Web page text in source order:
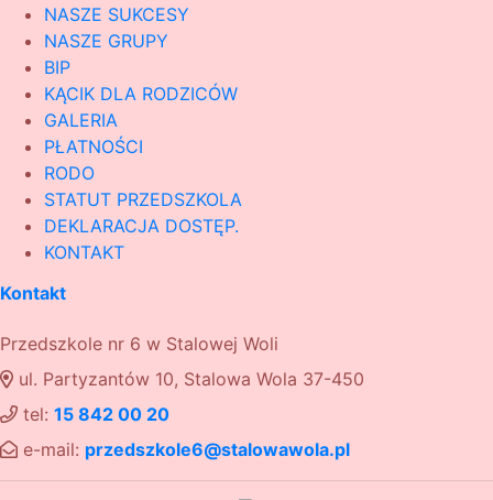
NASZE SUKCESY
NASZE GRUPY
BIP
KĄCIK DLA RODZICÓW
GALERIA
PŁATNOŚCI
RODO
STATUT PRZEDSZKOLA
DEKLARACJA DOSTĘP.
KONTAKT
Kontakt
Przedszkole nr 6 w Stalowej Woli
ul. Partyzantów 10, Stalowa Wola 37-450
tel: 15 842 00 20
e-mail: przedszkole6@stalowawola.pl